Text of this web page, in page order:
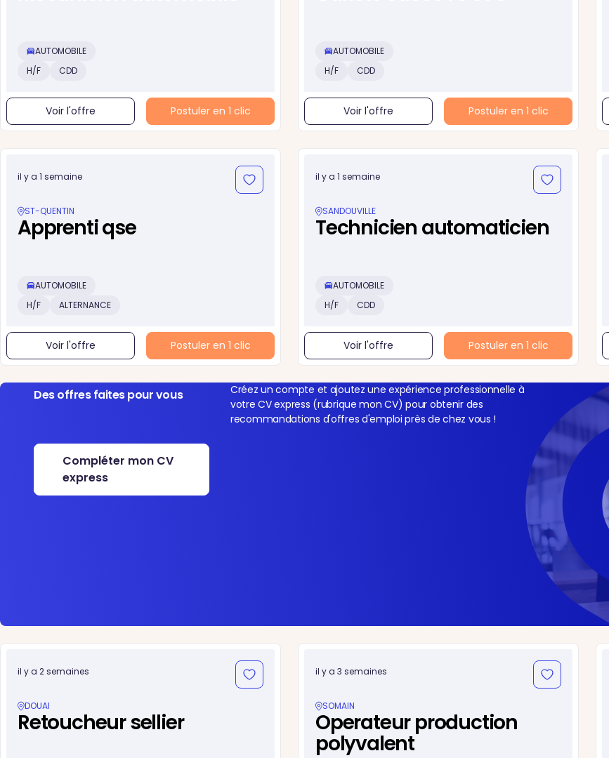
AUTOMOBILE
H/F
CDD
Voir l'offre Postuler en 1 clic
AUTOMOBILE
H/F
CDD
Voir l'offre Postuler en 1 clic
il y a 1 semaine
ST-QUENTIN
Apprenti qse
AUTOMOBILE
H/F
ALTERNANCE
Voir l'offre Postuler en 1 clic
il y a 1 semaine
SANDOUVILLE
Technicien automaticien
AUTOMOBILE
H/F
CDD
Voir l'offre Postuler en 1 clic
Des offres faites pour vous
Créez un compte et ajoutez une expérience professionnelle à
votre CV express (rubrique mon CV) pour obtenir des
recommandations d'offres d'emploi près de chez vous !
Compléter mon CV
express
il y a 2 semaines
DOUAI
Retoucheur sellier
il y a 3 semaines
SOMAIN
Operateur production
polyvalent